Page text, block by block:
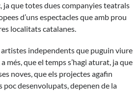
ja que totes dues companyies teatrals
d’uns espectacles que amb prou
localitats catalanes.
artistes independents que puguin viure
més, que el temps s’hagi aturat, ja que
noves, que els projectes agafin
poc desenvolupats, depenen de la